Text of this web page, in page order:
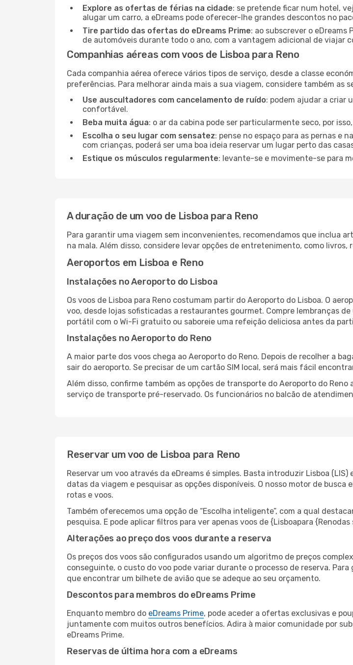
Explore as ofertas de férias na cidade: se pretende ficar num hotel,
alugar um carro, a eDreams pode oferecer-lhe grandes descontos no
Tire partido das ofertas do eDreams Prime: ao subscrever o
de automóveis durante todo o ano, com a vantagem adicional de viajar
Companhias aéreas com voos de Lisboa para Reno
Cada companhia aérea oferece vários tipos de serviço, desde a classe
preferências. Para melhorar ainda mais a sua viagem, considere também as
Use auscultadores com cancelamento de ruído: podem ajudar a criar
confortável.
Beba muita água: o ar da cabina pode ser particularmente seco, por
Escolha o seu lugar com sensatez: pense no espaço para as pernas e
com crianças, poderá ser uma boa ideia reservar um lugar perto das
Estique os músculos regularmente: levante-se e movimente-se para
A duração de um voo de Lisboa para Reno
Para garantir uma viagem sem inconvenientes, recomendamos que inclua
na mala. Além disso, considere levar opções de entretenimento, como livros,
Aeroportos em Lisboa e Reno
Instalações no Aeroporto do Lisboa
Os voos de Lisboa para Reno costumam partir do Aeroporto do Lisboa. O
voo, desde lojas sofisticadas a restaurantes gourmet. Compre lembranças
portátil com o Wi-Fi gratuito ou saboreie uma refeição deliciosa antes da
Instalações no Aeroporto do Reno
A maior parte dos voos chega ao Aeroporto do Reno. Depois de recolher a
sair do aeroporto. Se precisar de um cartão SIM local, será mais fácil
Além disso, confirme também as opções de transporte do Aeroporto do
serviço de transporte pré-reservado. Os funcionários no balcão de
Reservar um voo de Lisboa para Reno
Reservar um voo através da eDreams é simples. Basta introduzir Lisboa
datas da viagem e pesquisar as opções disponíveis. O nosso motor de
rotas e voos.
Também oferecemos uma opção de “Escolha inteligente”, com a qual
pesquisa. E pode aplicar filtros para ver apenas voos de {Lisboapara
Alterações ao preço dos voos durante a reserva
Os preços dos voos são configurados usando um algoritmo de preços
conseguinte, o custo do voo pode variar durante o processo de reserva.
que encontrar um bilhete de avião que se adeque ao seu orçamento.
Descontos para membros do eDreams Prime
Enquanto membro do eDreams Prime, pode aceder a ofertas exclusivas e
juntamente com muitos outros benefícios. Adira à maior comunidade por
eDreams Prime.
Reservas de última hora com a eDreams